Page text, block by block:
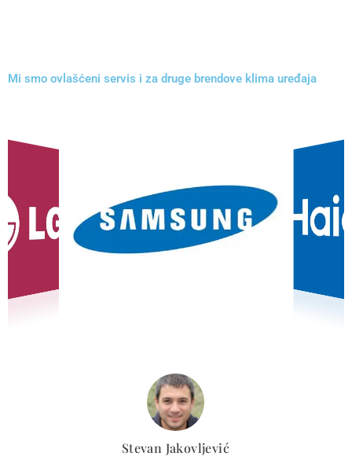
Mi smo ovlašćeni servis i za druge brendove klima uređaja
Stevan Jakovljević